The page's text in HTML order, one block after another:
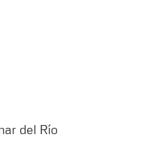
del Río